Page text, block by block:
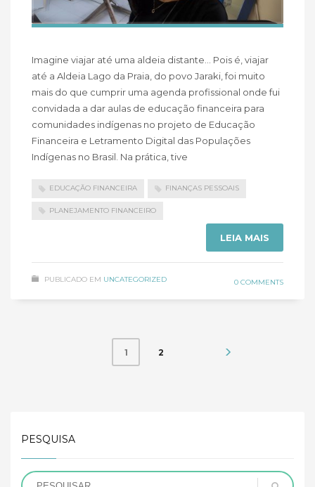
Imagine viajar até uma aldeia distante… Pois é, viajar
até a Aldeia Lago da Praia, do povo Jaraki, foi muito
mais do que cumprir uma agenda profissional onde fui
convidada a dar aulas de educação financeira para
comunidades indígenas no projeto de Educação
Financeira e Letramento Digital das Populações
Indígenas no Brasil. Na prática, tive
EDUCAÇÃO FINANCEIRA FINANÇAS PESSOAIS
PLANEJAMENTO FINANCEIRO
LEIA MAIS
PUBLICADO EM UNCATEGORIZED 0 COMMENTS
1 2
PESQUISA